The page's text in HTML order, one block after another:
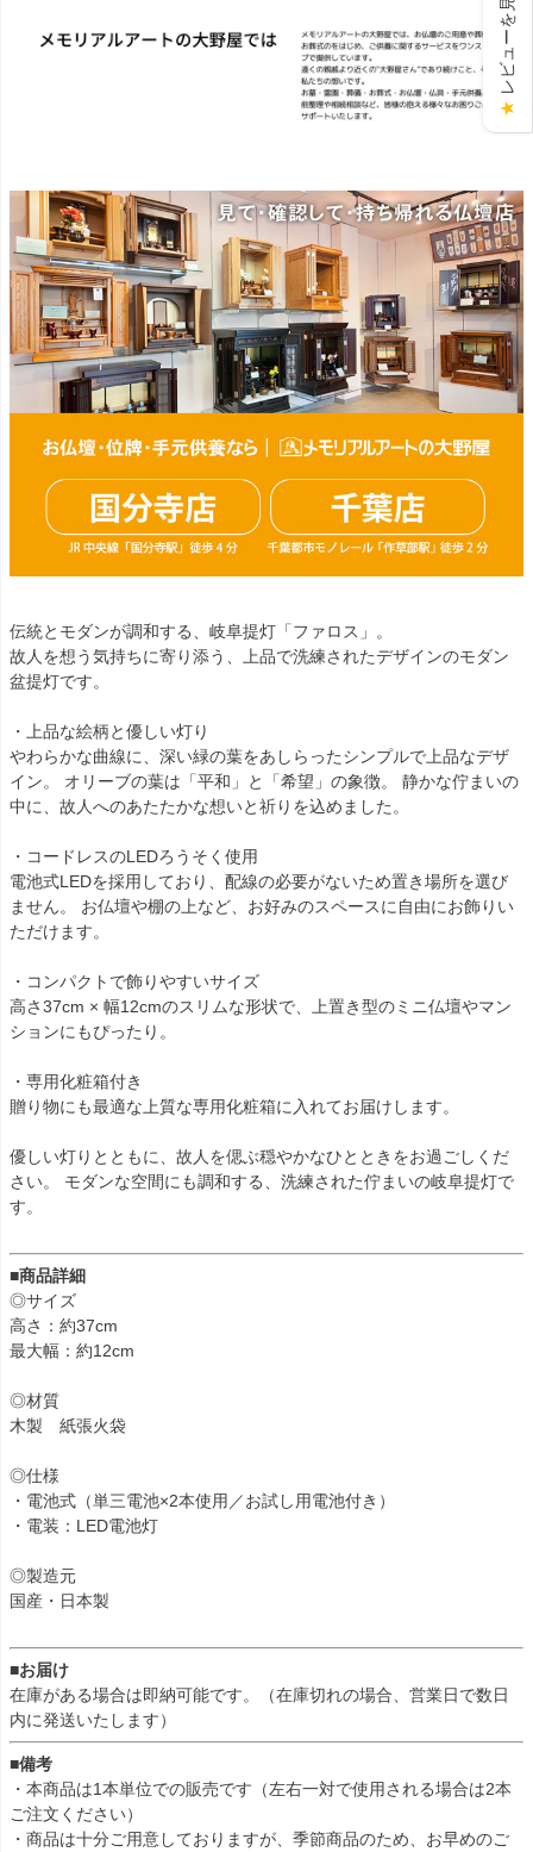
伝統とモダンが調和する、岐阜提灯「ファロス」。
故人を想う気持ちに寄り添う、上品で洗練されたデザインのモダン
盆提灯です。
・上品な絵柄と優しい灯り
やわらかな曲線に、深い緑の葉をあしらったシンプルで上品なデザ
イン。 オリーブの葉は「平和」と「希望」の象徴。 静かな佇まいの
中に、故人へのあたたかな想いと祈りを込めました。
・コードレスのLEDろうそく使用
電池式LEDを採用しており、配線の必要がないため置き場所を選び
ません。 お仏壇や棚の上など、お好みのスペースに自由にお飾りい
ただけます。
・コンパクトで飾りやすいサイズ
高さ37cm × 幅12cmのスリムな形状で、上置き型のミニ仏壇やマン
ションにもぴったり。
・専用化粧箱付き
贈り物にも最適な上質な専用化粧箱に入れてお届けします。
優しい灯りとともに、故人を偲ぶ穏やかなひとときをお過ごしくだ
さい。 モダンな空間にも調和する、洗練された佇まいの岐阜提灯で
す。
■商品詳細
◎サイズ
高さ：約37cm
最大幅：約12cm
◎材質
木製 紙張火袋
◎仕様
・電池式（単三電池×2本使用／お試し用電池付き）
・電装：LED電池灯
◎製造元
国産・日本製
■お届け
在庫がある場合は即納可能です。（在庫切れの場合、営業日で数日
内に発送いたします）
■備考
・本商品は1本単位での販売です（左右一対で使用される場合は2本
ご注文ください）
・商品は十分ご用意しておりますが、季節商品のため、お早めのご
★
レビューを見る